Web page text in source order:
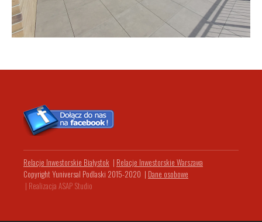
Relacje Inwestorskie Białystok | Relacje Inwestorskie Warszawa
Copyright Yuniversal Podlaski 2015-2020 | Dane osobowe
| Realizacja ASAP Studio